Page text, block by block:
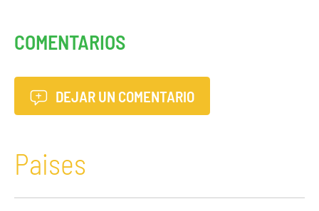
COMENTARIOS
DEJAR UN COMENTARIO
Paises